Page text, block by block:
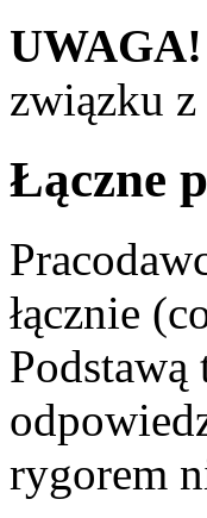
UWAGA!
związku z
Łączne
łącznie
rygorem